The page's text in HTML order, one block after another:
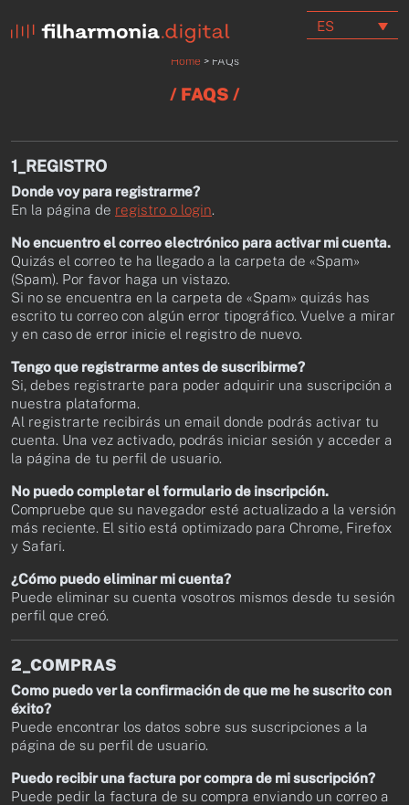
ES
Home > FAQs
/ FAQS /
1_REGISTRO
Donde voy para registrarme?
En la página de registro o login.
No encuentro el correo electrónico para activar mi cuenta.
Quizás el correo te ha llegado a la carpeta de «Spam»
(Spam). Por favor haga un vistazo.
Si no se encuentra en la carpeta de «Spam» quizás has
escrito tu correo con algún error tipográfico. Vuelve a mirar
y en caso de error inicie el registro de nuevo.
Tengo que registrarme antes de suscribirme?
Si, debes registrarte para poder adquirir una suscripción a
nuestra plataforma.
Al registrarte recibirás un email donde podrás activar tu
cuenta. Una vez activado, podrás iniciar sesión y acceder a
la página de tu perfil de usuario.
No puedo completar el formulario de inscripción.
Compruebe que su navegador esté actualizado a la versión
más reciente. El sitio está optimizado para Chrome, Firefox
y Safari.
¿Cómo puedo eliminar mi cuenta?
Puede eliminar su cuenta vosotros mismos desde tu sesión
perfil que creó.
2_COMPRAS
Como puedo ver la confirmación de que me he suscrito con
éxito?
Puede encontrar los datos sobre sus suscripciones a la
página de su perfil de usuario.
Puedo recibir una factura por compra de mi suscripción?
Puede pedir la factura de su compra enviando un correo a